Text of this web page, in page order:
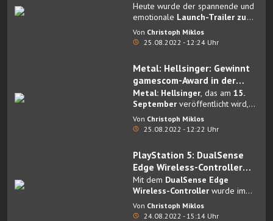
Heute wurde der spannende und
emotionale Launch-Trailer zu
The Last of Us Part I
veröffentlicht.
Von Christoph Miklos
25.08.2022 - 12:24 Uhr
Metal: Hellsinger: Gewinnt
gamescom-Award in der
Kategorie "Most Wanted PC
Game"
Metal: Hellsinger, das am 15.
September veröffentlicht wird,
hat den gamescom-Award in der
Kategorie Most Wanted PC
Von Christoph Miklos
25.08.2022 - 12:22 Uhr
PlayStation 5: DualSense
Edge Wireless-Controller
enthüllt
Mit dem DualSense Edge
Wireless-Controller wurde im
Rahmen der Opening Night Live
einneuer Controller für die
Von Christoph Miklos
24.08.2022 - 15:14 Uhr